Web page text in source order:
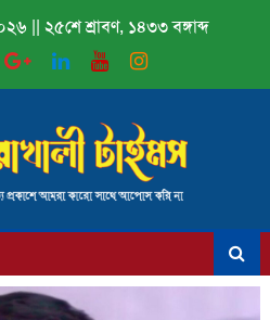
|| ২৫শে শ্রাবণ, ১৪৩৩ বঙ্গাব্দ